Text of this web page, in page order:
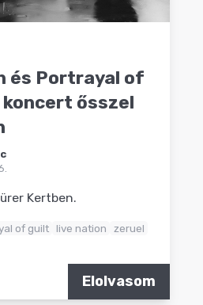
és Portrayal of
koncert ősszel
Kertben.
of guilt live nation
zeruel
Elolvasom